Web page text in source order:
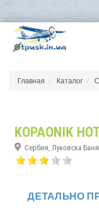
Главная Каталог
KOPAONIK
Сербия, Луковска Баня
ДЕТАЛЬНО